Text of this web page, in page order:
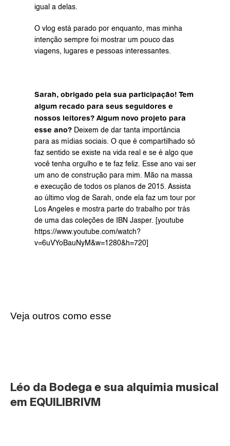
igual a delas.
O vlog está parado por enquanto, mas minha
intenção sempre foi mostrar um pouco das
viagens, lugares e pessoas interessantes.
Sarah, obrigado pela sua participação! Tem
algum recado para seus seguidores e
nossos leitores? Algum novo projeto para
esse ano? Deixem de dar tanta importância
para as mídias sociais. O que é compartilhado só
faz sentido se existe na vida real e se é algo que
você tenha orgulho e te faz feliz. Esse ano vai ser
um ano de construção para mim. Mão na massa
e execução de todos os planos de 2015. Assista
ao último vlog de Sarah, onde ela faz um tour por
Los Angeles e mostra parte do trabalho por trás
de uma das coleções de IBN Jasper. [youtube
https://www.youtube.com/watch?
v=6uVYoBauNyM&w=1280&h=720]
Veja outros como esse
Léo da Bodega e sua alquimia musical
em EQUILIBRIVM